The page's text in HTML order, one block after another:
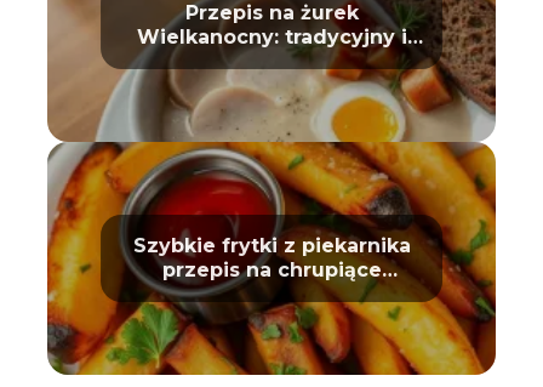
Przepis na żurek
Wielkanocny: tradycyjny i
prosty
Szybkie frytki z piekarnika
przepis na chrupiące
ziemniaki